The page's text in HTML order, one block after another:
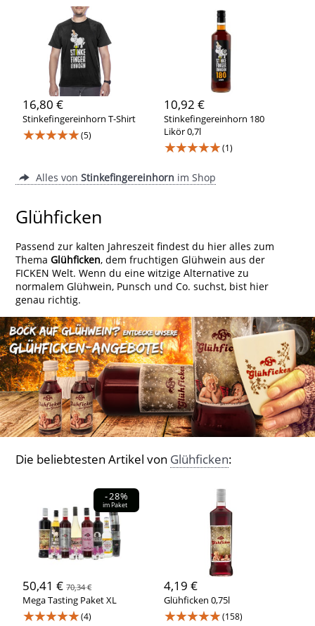
16,80 €
Stinkefingereinhorn T-Shirt
★★★★★(5)
10,92 €
Stinkefingereinhorn 180
Likör 0,7l
★★★★★(1)
Alles vonStinkefingereinhorn im Shop
Glühficken
Passend zur kalten Jahreszeit findest du hier alles zum
ThemaGlühficken, dem fruchtigen Glühwein aus der
FICKEN Welt. Wenn du eine witzige Alternative zu
normalem Glühwein, Punsch und Co. suchst, bist hier
genau richtig.
Die beliebtesten Artikel von Glühficken:
-28%
im Paket
50,41 €70,34 €
Mega Tasting Paket XL
★★★★★(4)
4,19 €
Glühficken 0,75l
★★★★★(158)